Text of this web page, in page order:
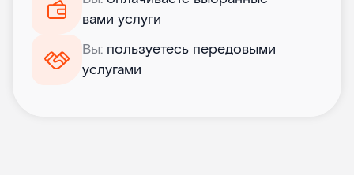
вами услуги
Вы: пользуетесь передовыми
услугами